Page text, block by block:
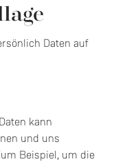
Daten auf
kann
und uns
Beispiel, um die